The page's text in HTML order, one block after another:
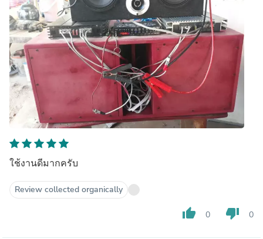
ใช้งานดีมากครับ
Review collected organically
thumb_up 0 thumb_down 0